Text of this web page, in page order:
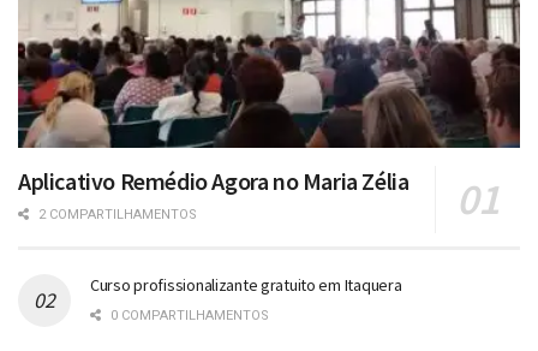
Aplicativo Remédio Agora no Maria Zélia
2 COMPARTILHAMENTOS
Curso profissionalizante gratuito em Itaquera
0 COMPARTILHAMENTOS